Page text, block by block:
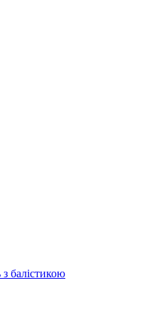
балістикою